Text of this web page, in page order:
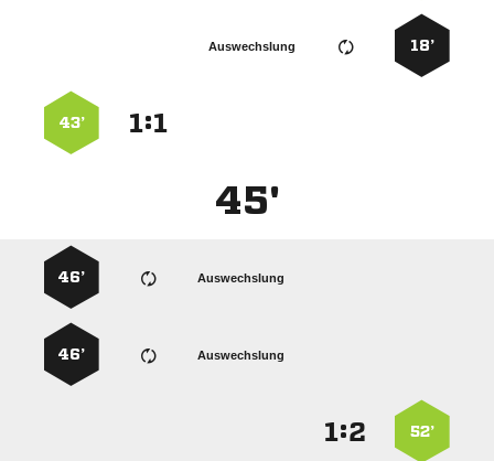
18’
Auswechslung
:
43’
45'
Auswechslung
46’
Auswechslung
46’
52’
: